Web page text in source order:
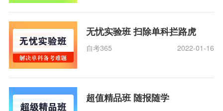
无忧实验班 扫除单科拦路虎
自考365 2022-01-16
超值精品班 随报随学